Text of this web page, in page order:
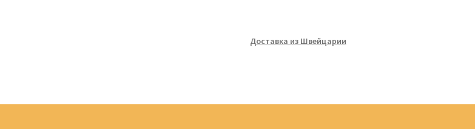
Доставка из Швейцарии